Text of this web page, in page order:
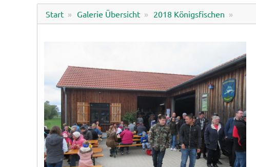
Start Galerie Übersicht 2018 Königsfischen